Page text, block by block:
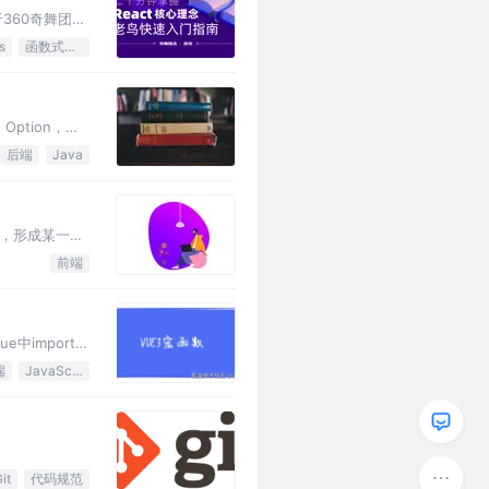
奇舞团前
函数式编程
Option，策
后端 Java
形成某一个
前端
中import？
JavaScript
代码规范